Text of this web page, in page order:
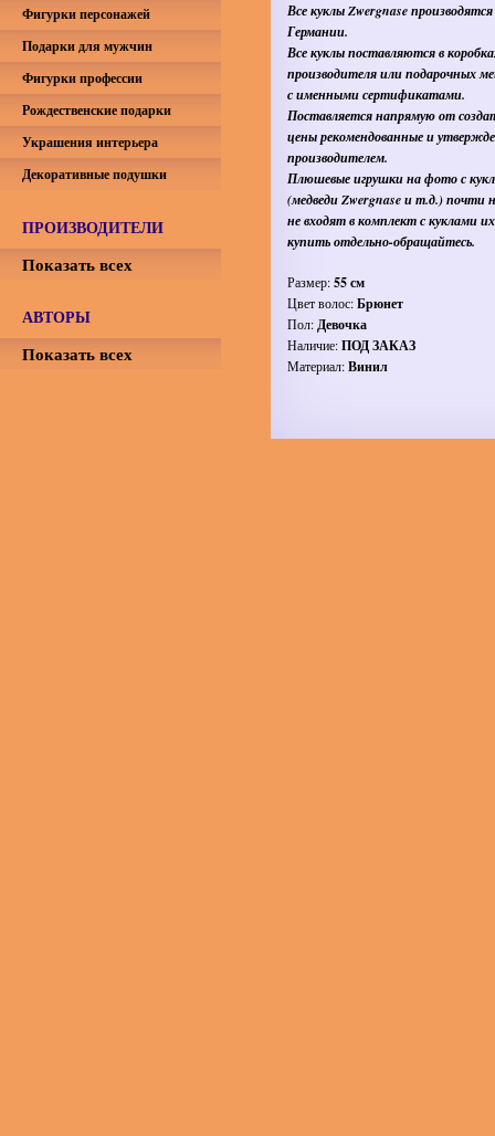
Все куклы Zwergnase производятся
Германии.
Все куклы поставляются в
производителя или подарочных
с именными сертификатами.
Поставляется напрямую от
цены рекомендованные и
производителем.
Плюшевые игрушки на фото с
(медведи Zwergnase и т.д.) почти
не входят в комплект с куклами
купить отдельно-обращайтесь.
Размер:55 см
Цвет волос:Брюнет
Пол:Девочка
Наличие:ПОД ЗАКАЗ
Материал:Винил
Фигурки персонажей
Подарки для мужчин
Фигурки профессии
Рождественские подарки
Украшения интерьера
Декоративные подушки
ПРОИЗВОДИТЕЛИ
Показать всех
АВТОРЫ
Показать всех